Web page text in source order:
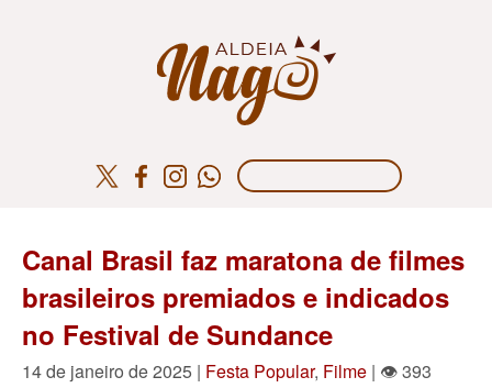
Canal Brasil faz maratona de filmes
brasileiros premiados e indicados
no Festival de Sundance
14 de janeiro de 2025 | Festa Popular, Filme | 👁 393